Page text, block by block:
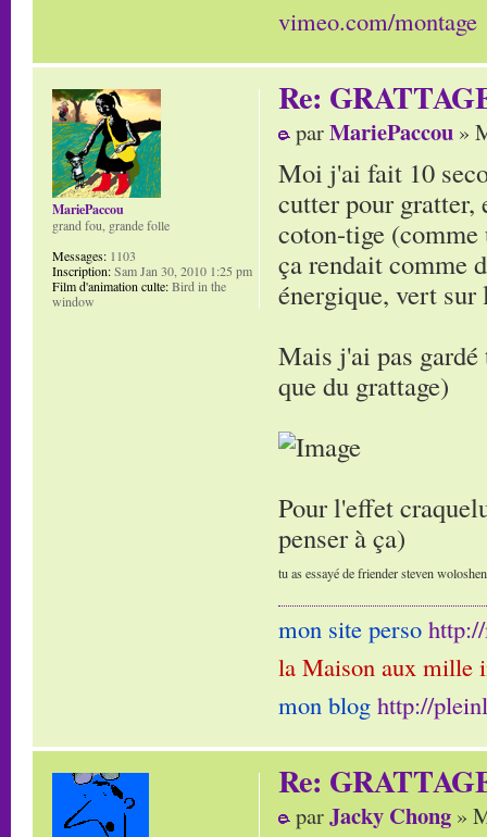
vimeo.com/montage
Re:
parMariePaccou »
Moi j'ai fait 10
cutter pour gratter,
coton-tige
ça rendait comme
énergique, vert sur
Mais j'ai pas
que du grattage)
Pour l'effet
penser à ça)
tu as essayé de friender steven
mon site perso
la Maison aux mille
mon blog http://
MariePaccou
grand fou, grande folle
Messages: 1103
Inscription:Sam Jan 30, 2010 1:25 pm
Film d'animation culte:Bird in the
window
Re:
parJacky Chong »